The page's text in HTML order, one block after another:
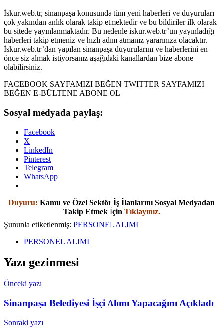
İskur.web.tr, sinanpaşa konusunda tüm yeni haberleri ve duyuruları
çok yakından anlık olarak takip etmektedir ve bu bildiriler ilk olarak
bu sitede yayınlanmaktadır. Bu nedenle iskur.web.tr’un yayınladığı
haberleri takip etmeniz ve hızlı adım atmanız yararınıza olacaktır.
İskur.web.tr’dan yapılan sinanpaşa duyurularını ve haberlerini en
önce siz almak istiyorsanız aşağıdaki kanallardan bize abone
olabilirsiniz.
FACEBOOK SAYFAMIZI BEĞEN TWITTER SAYFAMIZI
BEĞEN E-BÜLTENE ABONE OL
Sosyal medyada paylaş:
Facebook
X
LinkedIn
Pinterest
Telegram
WhatsApp
Duyuru: Kamu ve Özel Sektör İş İlanlarını Sosyal Medyadan
Takip Etmek İçin Tıklayınız.
Şununla etiketlenmiş: PERSONEL ALIMI
PERSONEL ALIMI
Yazı gezinmesi
Önceki yazı
Sinanpaşa Belediyesi İşçi Alımı Yapacağını Açıkladı
Sonraki yazı